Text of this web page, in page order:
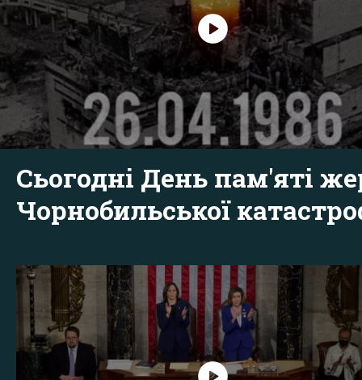
Сьогодні День пам'яті
Чорнобильської